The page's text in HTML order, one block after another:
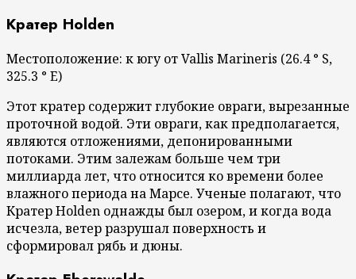
Кратер Holden
Местоположение: к югу от Vallis Marineris (26.4 ° S,
325.3 ° E)
Этот кратер содержит глубокие овраги, вырезанные
проточной водой. Эти овраги, как предполагается,
являются отложениями, депонированными
потоками. Этим залежам больше чем три
миллиарда лет, что относится ко времени более
влажного периода на Марсе. Ученые полагают, что
Кратер Holden однажды был озером, и когда вода
исчезла, ветер разрушал поверхность и
сформировал рябь и дюны.